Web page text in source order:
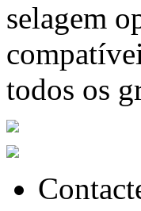
selagem
todos os